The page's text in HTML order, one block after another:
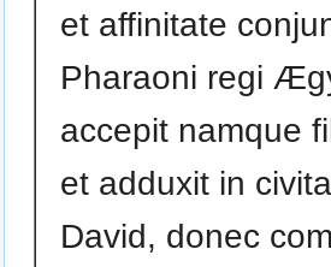
et affinitate
Pharaoni regi
accepit namque
et adduxit in
David, donec